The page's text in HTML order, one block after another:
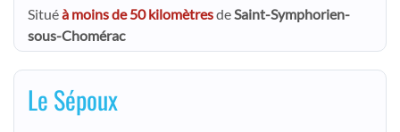
Situéà moins de 50 kilomètresde Saint-Symphorien-
sous-Chomérac
Le Sépoux